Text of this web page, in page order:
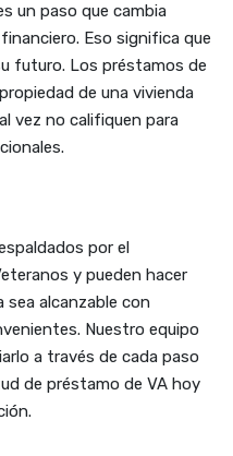
un paso que cambia
Eso significa que
futuro. Los préstamos de
de una vivienda
vez no califiquen para
por el
y pueden hacer
sea alcanzable con
Nuestro equipo
a través de cada paso
de préstamo de VA hoy